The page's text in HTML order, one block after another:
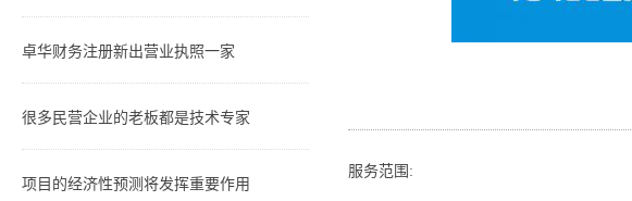
卓华财务注册新出营业执照一家
很多民营企业的老板都是技术专家
项目的经济性预测将发挥重要作用
服务范围: